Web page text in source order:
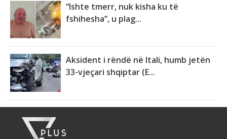
“Ishte tmerr, nuk kisha ku të
fshihesha”, u plag...
Aksident i rëndë në Itali, humb jetën
33-vjeçari shqiptar (E...